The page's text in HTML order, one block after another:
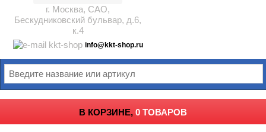
г. Москва, САО,
Бескудниковский бульвар, д.6,
к.4
info@kkt-shop.ru
В КОРЗИНЕ, 0 ТОВАРОВ